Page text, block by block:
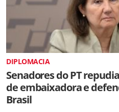
DIPLOMACIA
Senadores do PT
de embaixadora e
Brasil